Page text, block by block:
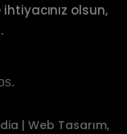
olsun,
| Web Tasarım,